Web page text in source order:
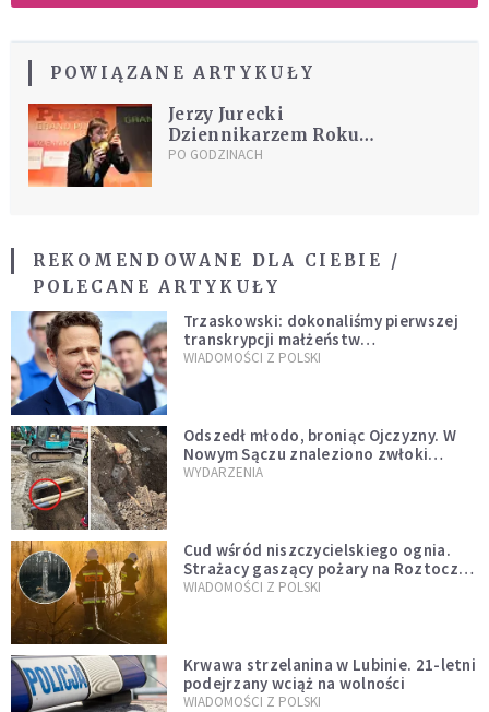
POWIĄZANE ARTYKUŁY
Jerzy Jurecki
Dziennikarzem Roku
2012
PO GODZINACH
REKOMENDOWANE DLA CIEBIE /
POLECANE ARTYKUŁY
Trzaskowski: dokonaliśmy pierwszej
transkrypcji małżeństw
jednopłciowych. “Tak jak
WIADOMOŚCI Z POLSKI
Odszedł młodo, broniąc Ojczyzny. W
Nowym Sączu znaleziono zwłoki
mężczyzny z czasów potopu
WYDARZENIA
Cud wśród niszczycielskiego ognia.
Strażacy gaszący pożary na Roztoczu
opublikowali niezwykłe zdjęcie
WIADOMOŚCI Z POLSKI
Krwawa strzelanina w Lubinie. 21-letni
podejrzany wciąż na wolności
WIADOMOŚCI Z POLSKI